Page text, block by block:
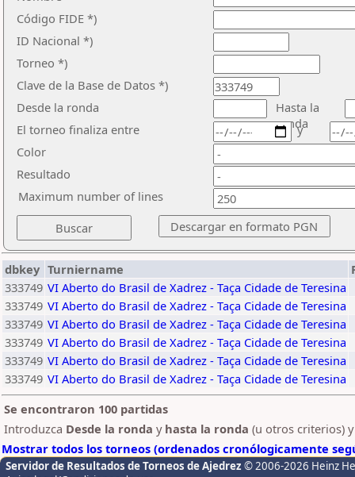
Código FIDE *)
ID Nacional *)
Torneo *)
Clave de la Base de Datos *)
Desde la ronda
Hasta la
ronda
El torneo finaliza entre
Color
Resultado
y
Maximum number of lines
dbkey Turniername
333749 VI Aberto do Brasil de Xadrez - Taça Cidade de Teresina
333749 VI Aberto do Brasil de Xadrez - Taça Cidade de Teresina
333749 VI Aberto do Brasil de Xadrez - Taça Cidade de Teresina
333749 VI Aberto do Brasil de Xadrez - Taça Cidade de Teresina
333749 VI Aberto do Brasil de Xadrez - Taça Cidade de Teresina
333749 VI Aberto do Brasil de Xadrez - Taça Cidade de Teresina
Se encontraron 100 partidas
Introduzca Desde la ronda y hasta la ronda (u otros criterios)
Mostrar todos los torneos (ordenados cronólogicamente
Servidor de Resultados de Torneos de Ajedrez © 2006-2026 Heinz